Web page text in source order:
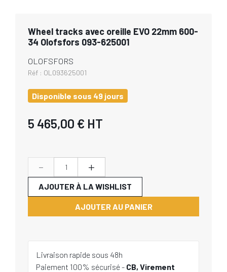
Wheel tracks avec oreille EVO 22mm 600-
34 Olofsfors 093-625001
OLOFSFORS
Réf : OL093625001
Disponible sous 49 jours
5 465,00 € HT
- +
AJOUTER AU PANIER
AJOUTER À LA WISHLIST
Livraison rapide sous 48h
Paiement 100% sécurisé - CB, Virement